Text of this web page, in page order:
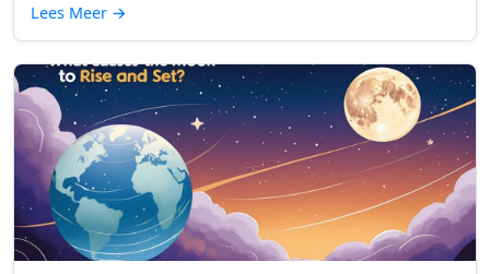
Lees Meer →